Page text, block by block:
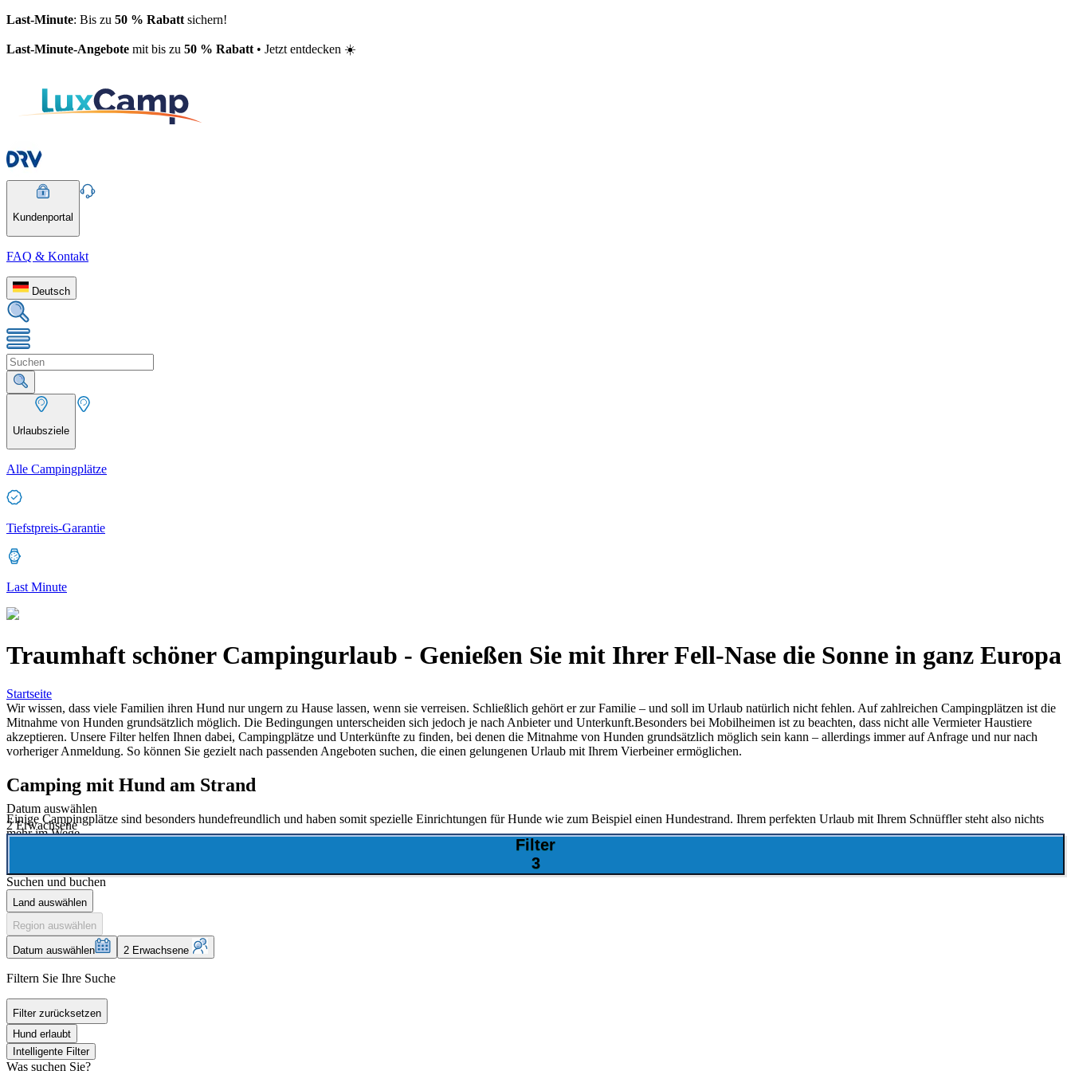
Last-Minute: Bis zu 50 % Rabatt sichern!
Last-Minute-Angebote mit bis zu 50 % Rabatt • Jetzt entdecken ☀️
Kundenportal
FAQ & Kontakt
Deutsch
Urlaubsziele
Alle Campingplätze
Tiefstpreis-Garantie
Last Minute
Traumhaft schöner Campingurlaub - Genießen Sie mit Ihrer Fell-Nase die Sonne in ganz Europa
Startseite
Wir wissen, dass viele Familien ihren Hund nur ungern zu Hause lassen, wenn sie verreisen. Schließlich gehört er zur Familie – und soll im Urlaub natürlich nicht fehlen. Auf zahlreichen Campingplätzen ist die
Mitnahme von Hunden grundsätzlich möglich. Die Bedingungen unterscheiden sich jedoch je nach Anbieter und Unterkunft.Besonders bei Mobilheimen ist zu beachten, dass nicht alle Vermieter Haustiere
akzeptieren. Unsere Filter helfen Ihnen dabei, Campingplätze und Unterkünfte zu finden, bei denen die Mitnahme von Hunden grundsätzlich möglich sein kann – allerdings immer auf Anfrage und nur nach
vorheriger Anmeldung. So können Sie gezielt nach passenden Angeboten suchen, die einen gelungenen Urlaub mit Ihrem Vierbeiner ermöglichen.
Camping mit Hund am Strand
Einige Campingplätze sind besonders hundefreundlich und haben somit spezielle Einrichtungen für Hunde wie zum Beispiel einen Hundestrand. Ihrem perfekten Urlaub mit Ihrem Schnüffler steht also nichts
mehr im Wege.
Datum auswählen
2 Erwachsene
Filter
3
Suchen und buchen
Land auswählen
Region auswählen
Datum auswählen 2 Erwachsene
Filtern Sie Ihre Suche
Filter zurücksetzen
Hund erlaubt
Intelligente Filter
Was suchen Sie?